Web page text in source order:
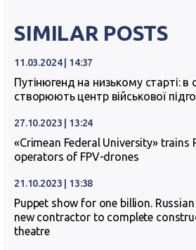
SIMILAR POSTS
11.03.2024 | 14:37
Путінюгенд на низькому старті:
створюють центр військової
27.10.2023 | 13:24
«Crimean Federal University» trains
operators of FPV-drones
21.10.2023 | 13:38
Puppet show for one billion.
new contractor to complete
theatre